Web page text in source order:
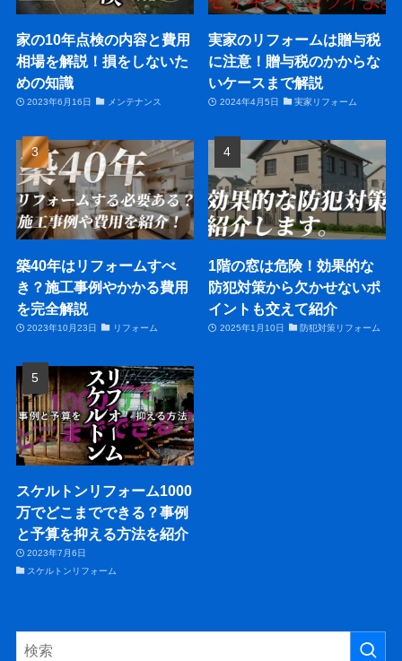
家の10年点検の内容と費用
相場を解説！損をしないた
めの知識
2023年6月16日 メンテナンス
実家のリフォームは贈与税
に注意！贈与税のかからな
いケースまで解説
2024年4月5日 実家リフォーム
築40年はリフォームすべ
き？施工事例やかかる費用
を完全解説
2023年10月23日 リフォーム
1階の窓は危険！効果的な
防犯対策から欠かせないポ
イントも交えて紹介
2025年1月10日 防犯対策リフォーム
スケルトンリフォーム1000
万でどこまでできる？事例
と予算を抑える方法を紹介
2023年7月6日
スケルトンリフォーム